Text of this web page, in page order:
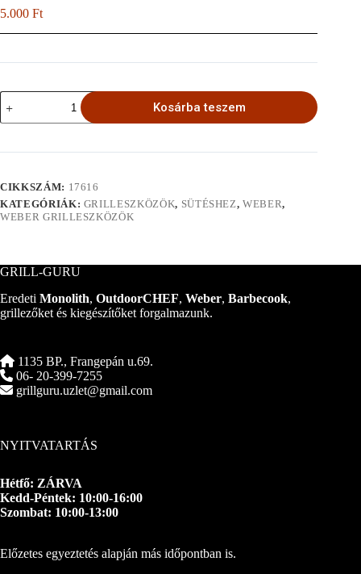
5.000 Ft
Füstölő
fadarab
ALMA
mennyiség
Kosárba teszem
CIKKSZÁM: 17616
KATEGÓRIÁK: GRILLESZKÖZÖK, SÜTÉSHEZ,WEBER,
WEBER GRILLESZKÖZÖK
GRILL-GURU
Eredeti Monolith, OutdoorCHEF, Weber, Barbecook,
grillezőket és kiegészítőket forgalmazunk.
1135 BP., Frangepán u.69.
06- 20-399-7255
grillguru.uzlet@gmail.com
NYITVATARTÁS
Hétfő: ZÁRVA
Kedd-Péntek: 10:00-16:00
Szombat: 10:00-13:00
Előzetes egyeztetés alapján más időpontban is.